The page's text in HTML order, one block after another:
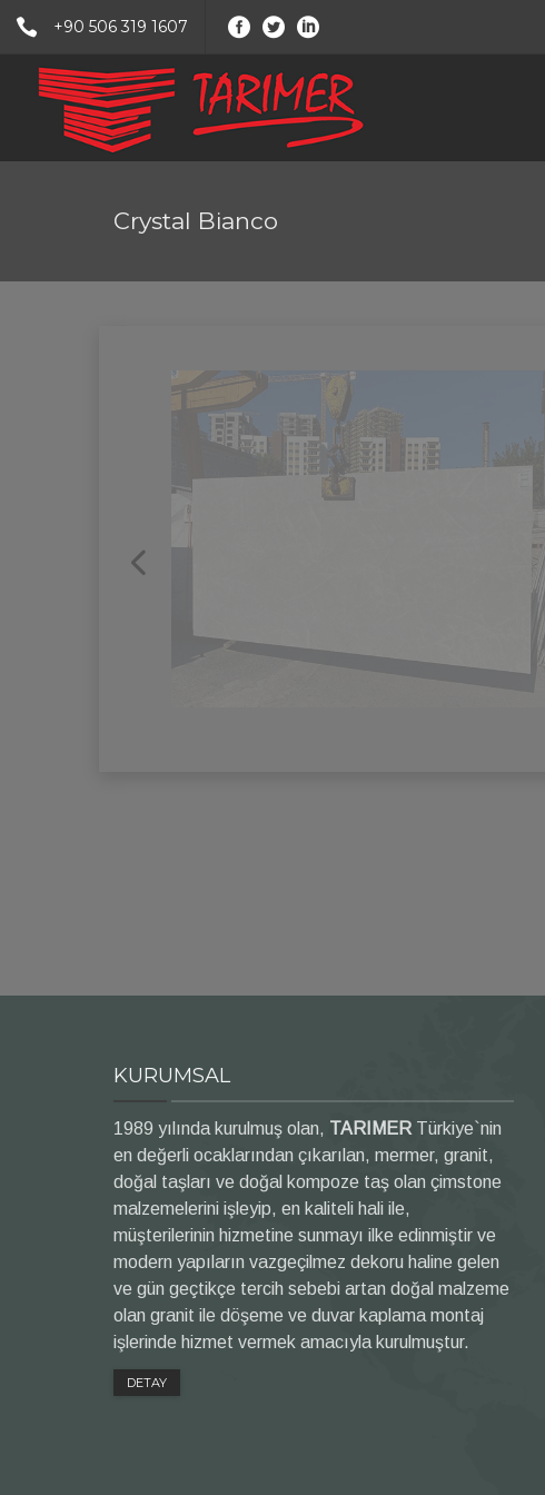
+90 506 319 1607
Crystal Bianco
KURUMSAL
1989 yılında kurulmuş olan, TARIMER Türkiye`nin
en değerli ocaklarından çıkarılan, mermer, granit,
doğal taşları ve doğal kompoze taş olan çimstone
malzemelerini işleyip, en kaliteli hali ile,
müşterilerinin hizmetine sunmayı ilke edinmiştir ve
modern yapıların vazgeçilmez dekoru haline gelen
ve gün geçtikçe tercih sebebi artan doğal malzeme
olan granit ile döşeme ve duvar kaplama montaj
işlerinde hizmet vermek amacıyla kurulmuştur.
DETAY